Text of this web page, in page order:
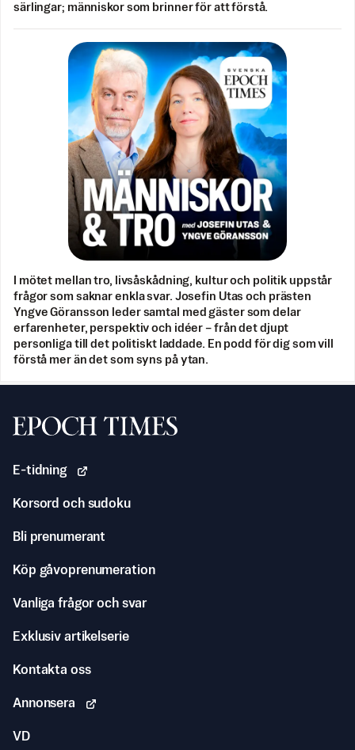
särlingar; människor som brinner för att förstå.
I mötet mellan tro, livsåskådning, kultur och politik uppstår
frågor som saknar enkla svar. Josefin Utas och prästen
Yngve Göransson leder samtal med gäster som delar
erfarenheter, perspektiv och idéer – från det djupt
personliga till det politiskt laddade. En podd för dig som vill
förstå mer än det som syns på ytan.
Svenska Epoch Times
E-tidning
Korsord och sudoku
Bli prenumerant
Köp gåvoprenumeration
Vanliga frågor och svar
Exklusiv artikelserie
Kontakta oss
Annonsera
VD